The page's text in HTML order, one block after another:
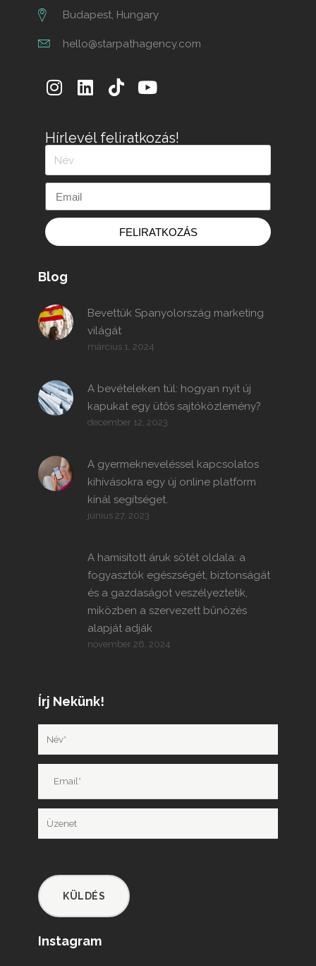
Budapest, Hungary
hello@starpathagency.com
Hírlevél feliratkozás!
FELIRATKOZÁS
Blog
Bevettük Spanyolország marketing
világát
március 1, 2024
A bevételeken túl: hogyan nyit új
kapukat egy ütős sajtóközlemény?
december 12, 2023
A gyermekneveléssel kapcsolatos
kihívásokra egy új online platform
kínál segítséget.
június 27, 2023
A hamisított áruk sötét oldala: a
fogyasztók egészségét, biztonságát
és a gazdaságot veszélyeztetik,
miközben a szervezett bűnözés
alapját adják
november 26, 2024
Írj Nekünk!
Instagram